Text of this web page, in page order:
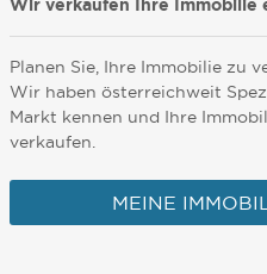
Wir verkaufen Ihre Immobilie
Planen Sie, Ihre Immobilie zu
Wir haben österreichweit
Markt kennen und Ihre
verkaufen.
MEINE